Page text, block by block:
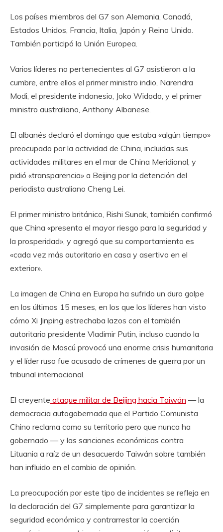
Los países miembros del G7 son Alemania, Canadá,
Estados Unidos, Francia, Italia, Japón y Reino Unido.
También participó la Unión Europea.
Varios líderes no pertenecientes al G7 asistieron a la
cumbre, entre ellos el primer ministro indio, Narendra
Modi, el presidente indonesio, Joko Widodo, y el primer
ministro australiano, Anthony Albanese.
El albanés declaró el domingo que estaba «algún tiempo»
preocupado por la actividad de China, incluidas sus
actividades militares en el mar de China Meridional, y
pidió «transparencia» a Beijing por la detención del
periodista australiano Cheng Lei.
El primer ministro británico, Rishi Sunak, también confirmó
que China «presenta el mayor riesgo para la seguridad y
la prosperidad», y agregó que su comportamiento es
«cada vez más autoritario en casa y asertivo en el
exterior».
La imagen de China en Europa ha sufrido un duro golpe
en los últimos 15 meses, en los que los líderes han visto
cómo Xi Jinping estrechaba lazos con el también
autoritario presidente Vladimir Putin, incluso cuando la
invasión de Moscú provocó una enorme crisis humanitaria
y el líder ruso fue acusado de crímenes de guerra por un
tribunal internacional.
El creyente ataque militar de Beijing hacia Taiwán — la
democracia autogobernada que el Partido Comunista
Chino reclama como su territorio pero que nunca ha
gobernado — y las sanciones económicas contra
Lituania a raíz de un desacuerdo Taiwán sobre también
han influido en el cambio de opinión.
La preocupación por este tipo de incidentes se refleja en
la declaración del G7 simplemente para garantizar la
seguridad económica y contrarrestar la coerción